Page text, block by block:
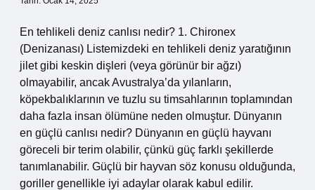
En tehlikeli deniz canlısı nedir? 1. Chironex
(Denizanası) Listemizdeki en tehlikeli deniz yaratığının
jilet gibi keskin dişleri (veya görünür bir ağzı)
olmayabilir, ancak Avustralya’da yılanların,
köpekbalıklarının ve tuzlu su timsahlarının toplamından
daha fazla insan ölümüne neden olmuştur. Dünyanın
en güçlü canlısı nedir? Dünyanın en güçlü hayvanı
göreceli bir terim olabilir, çünkü güç farklı şekillerde
tanımlanabilir. Güçlü bir hayvan söz konusu olduğunda,
goriller genellikle iyi adaylar olarak kabul edilir.